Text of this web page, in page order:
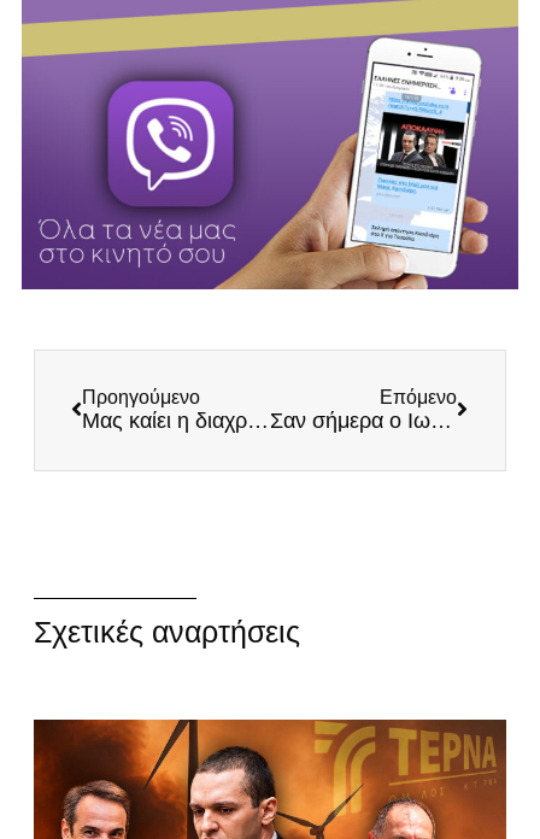
Προηγούμενο
Μας καίει η διαχρονική ανικανότητα των κυβερνώντων
Επόμενο
Σαν σήμερα ο Ιωάννης Μεταξάς παίρνει την εξουσία στα χέρια του – Συνοπτικά τα έργα της 4ης Αυγούστου
Σχετικές αναρτήσεις